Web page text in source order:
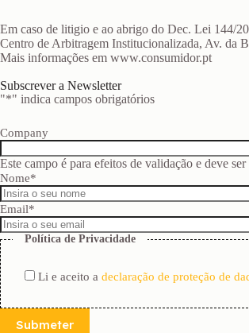
Em caso de litigio e ao abrigo do Dec. Lei 144/
Centro de Arbitragem Institucionalizada, Av. da
Mais informações em www.consumidor.pt
Subscrever a Newsletter
"*" indica campos obrigatórios
Company
Este campo é para efeitos de validação e deve
Nome*
Email*
Política de Privacidade
Li e aceito a declaração de proteção de
Submeter